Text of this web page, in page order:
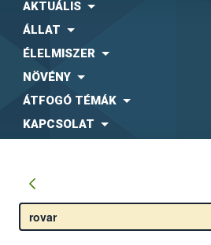
AKTUÁLIS
ÁLLAT
ÉLELMISZER
NÖVÉNY
ÁTFOGÓ TÉMÁK
KAPCSOLAT